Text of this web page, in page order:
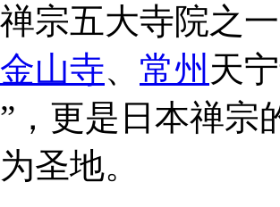
宗五大寺院之
金山寺、 常州 天
，更是日本禅宗
圣地。